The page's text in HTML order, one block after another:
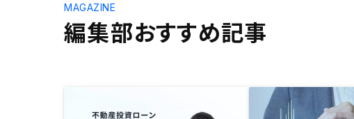
編集部おすすめ記事
MAGAZINE